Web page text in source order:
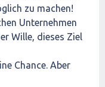
zu machen!
Unternehmen
Wille, dieses Ziel
Chance. Aber